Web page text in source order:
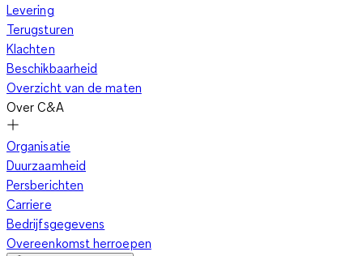
Levering
Terugsturen
Klachten
Beschikbaarheid
Overzicht van de maten
Over C&A
Organisatie
Duurzaamheid
Persberichten
Carriere
Bedrijfsgegevens
Overeenkomst herroepen